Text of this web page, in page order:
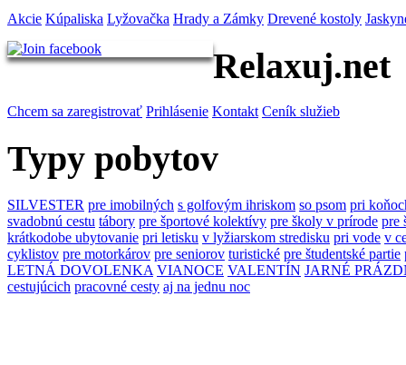
Akcie Kúpaliska Lyžovačka Hrady a Zámky Drevené kostoly
Relaxuj.net
Chcem sa zaregistrovať Prihlásenie Kontakt Ceník služieb
Typy pobytov
SILVESTER pre imobilných s golfovým ihriskom so psom pri
svadobnú cestu tábory pre športové kolektívy pre školy v prírode pre
krátkodobe ubytovanie pri letisku v lyžiarskom stredisku pri vode v
cyklistov pre motorkárov pre seniorov turistické pre študentské partie
LETNÁ DOVOLENKA VIANOCE VALENTÍN JARNÉ
cestujúcich pracovné cesty aj na jednu noc